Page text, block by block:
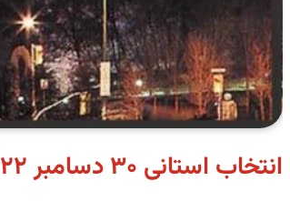
انتخاب استانی ۳۰ دسامبر ۲۰۲۲ منیتوبا